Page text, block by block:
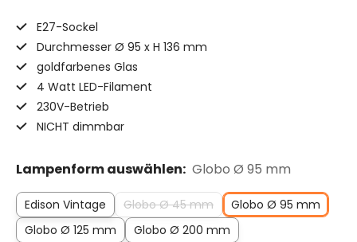
E27-Sockel
Durchmesser Ø 95 x H 136 mm
goldfarbenes Glas
4 Watt LED-Filament
230V-Betrieb
NICHT dimmbar
Lampenform auswählen: Globo Ø 95 mm
Edison Vintage Globo Ø 45 mm
Globo Ø 95 mm
Globo Ø 125 mm
Globo Ø 200 mm